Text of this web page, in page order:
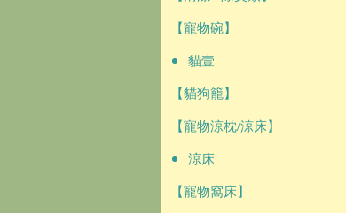
【寵物碗】
貓壹
【貓狗籠】
【寵物涼枕/涼床】
涼床
【寵物窩床】